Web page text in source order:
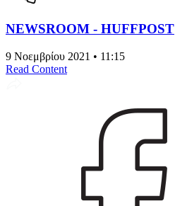
NEWSROOM - HUFFPOST
9 Νοεμβρίου 2021 • 11:15
Read Content